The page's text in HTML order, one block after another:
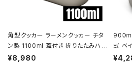
角型クッカー ラーメンクッカー チタ
ン製 1100ml 蓋付き 折りたたみハン
ドル付 超軽量 頑丈 直火OK 鍋 フラ
¥8,980
900ml
式 ベ
ハン